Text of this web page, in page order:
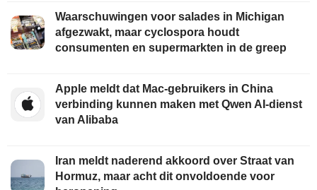
Waarschuwingen voor salades in Michigan
afgezwakt, maar cyclospora houdt
consumenten en supermarkten in de greep
Apple meldt dat Mac-gebruikers in China
verbinding kunnen maken met Qwen AI-dienst
van Alibaba
Iran meldt naderend akkoord over Straat van
Hormuz, maar acht dit onvoldoende voor